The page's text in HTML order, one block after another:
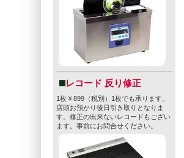
レコード 反り修正
1枚￥899（税別）1枚でも承ります。
店頭お預かり後日引き取りとなりま
す。修正の出来ないレコードもござい
ます。事前にお問合せください。